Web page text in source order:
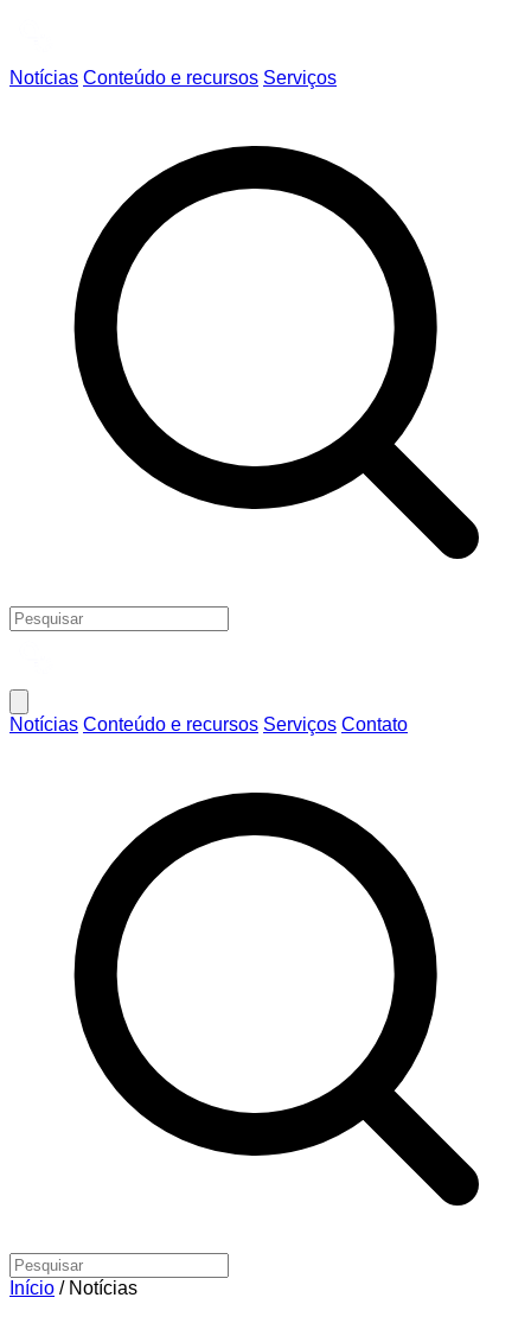
Notícias Conteúdo e recursos Serviços
Notícias Conteúdo e recursos Serviços Contato
Início / Notícias